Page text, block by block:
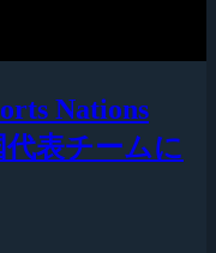
Nations
代表チームに